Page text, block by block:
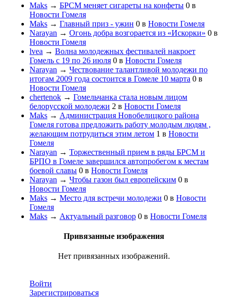
Maks → БРСМ меняет сигареты на конфеты 0 в
Новости Гомеля
Maks → Главный приз - ужин 0 в Новости Гомеля
Narayan → Огонь добра возгорается из «Искорки» 0 в
Новости Гомеля
lvea → Волна молодежных фестивалей накроет
Гомель с 19 по 26 июля 0 в Новости Гомеля
Narayan → Чествование талантливой молодежи по
итогам 2009 года состоится в Гомеле 10 марта 0 в
Новости Гомеля
chertenok → Гомельчанка стала новым лицом
белорусской молодежи 2 в Новости Гомеля
Maks → Администрация Новобелицкого района
Гомеля готова предложить работу молодым людям ,
желающим потрудиться этим летом 1 в Новости
Гомеля
Narayan → Торжественный прием в ряды БРСМ и
БРПО в Гомеле завершился автопробегом к местам
боевой славы 0 в Новости Гомеля
Narayan → Чтобы газон был европейским 0 в
Новости Гомеля
Maks → Место для встречи молодежи 0 в Новости
Гомеля
Maks → Актуальный разговор 0 в Новости Гомеля
Привязанные изображения
Нет привязанных изображений.
Войти
Зарегистрироваться